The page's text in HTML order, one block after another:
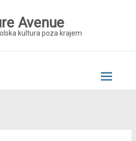
Avenue
kultura poza krajem